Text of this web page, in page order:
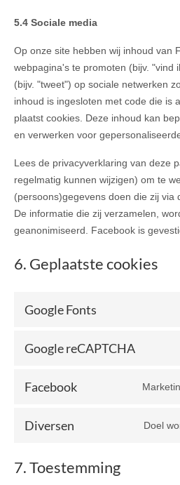
5.4 Sociale media
Op onze site hebben wij inhoud van
webpagina's te promoten (bijv. "vind
(bijv. "tweet") op sociale netwerken
inhoud is ingesloten met code die is
plaatst cookies. Deze inhoud kan
en verwerken voor
Lees de privacyverklaring van deze
regelmatig kunnen wijzigen) om te
(persoons)gegevens doen die zij via
De informatie die zij verzamelen,
geanonimiseerd. Facebook is
6. Geplaatste cookies
Google Fonts
Google reCAPTCHA
Facebook
Diversen Doel
7. Toestemming